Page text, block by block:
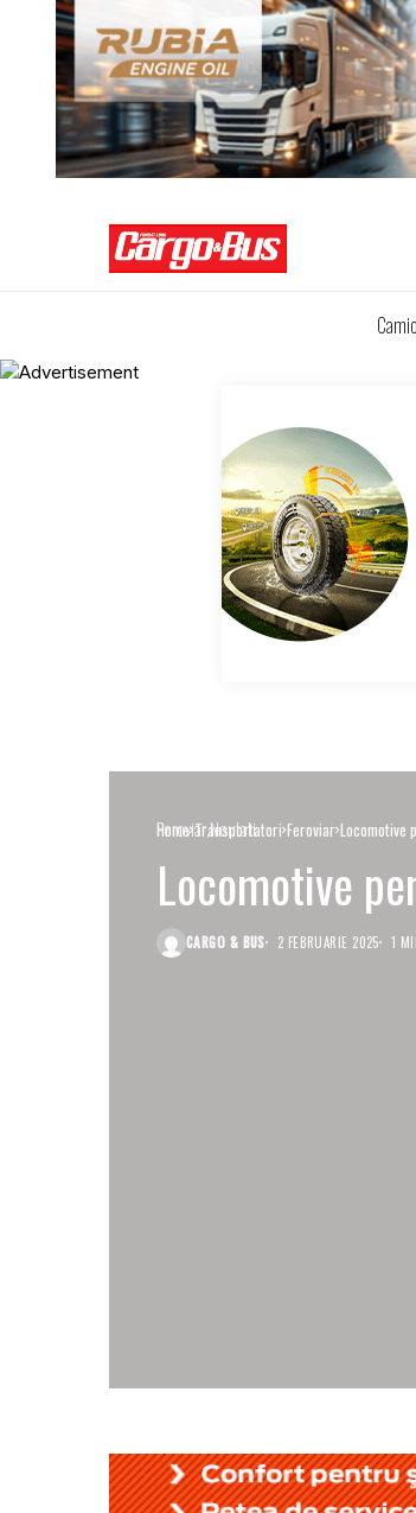
Home Transportatori Feroviar Locomotive
FeroviarNoutati
Locomotive
CARGO & BUS 2 FEBRUARIE 2025 1